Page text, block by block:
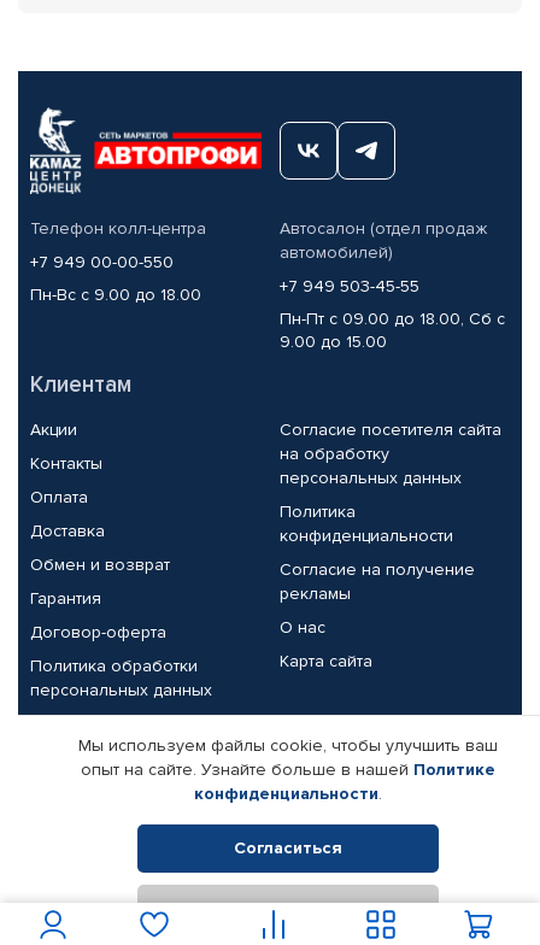
Телефон колл-центра
+7 949 00-00-550
Пн-Вс с 9.00 до 18.00
Автосалон (отдел продаж
автомобилей)
+7 949 503-45-55
Пн-Пт с 09.00 до 18.00, Сб с
9.00 до 15.00
Клиентам
Акции
Контакты
Оплата
Доставка
Обмен и возврат
Гарантия
Договор-оферта
Политика обработки
персональных данных
Согласие посетителя сайта
на обработку
персональных данных
Политика
конфиденциальности
Согласие на получение
рекламы
О нас
Карта сайта
Партнерам
Корпоративным клиентам
Поставщикам
Реквизиты компании
© КАМАЗ ЦЕНТР ДОНЕЦК, 2015-2026. Все права защищены.
Интернет-магазин автомобильных товаров Автопрофи.
Мы используем файлы cookie, чтобы улучшить ваш
опыт на сайте. Узнайте больше в нашей Политике
конфиденциальности.
Согласиться
Отклонить